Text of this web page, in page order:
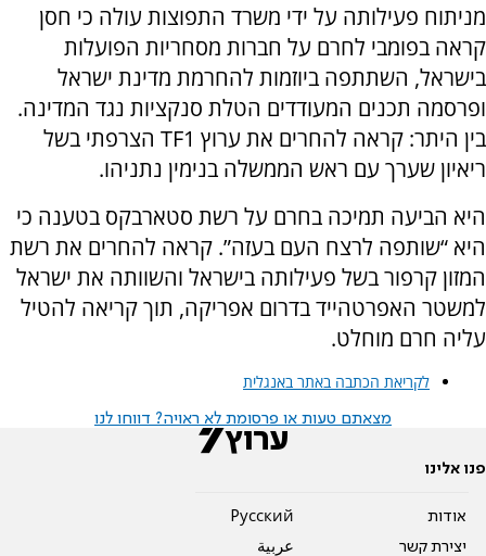
מניתוח פעילותה על ידי משרד התפוצות עולה כי חסן
קראה בפומבי לחרם על חברות מסחריות הפועלות
בישראל, השתתפה ביוזמות להחרמת מדינת ישראל
ופרסמה תכנים המעודדים הטלת סנקציות נגד המדינה.
בין היתר: קראה להחרים את ערוץ TF1 הצרפתי בשל
ריאיון שערך עם ראש הממשלה בנימין נתניהו.
היא הביעה תמיכה בחרם על רשת סטארבקס בטענה כי
היא “שותפה לרצח העם בעזה”. קראה להחרים את רשת
המזון קרפור בשל פעילותה בישראל והשוותה את ישראל
למשטר האפרטהייד בדרום אפריקה, תוך קריאה להטיל
עליה חרם מוחלט.
לקריאת הכתבה באתר באנגלית
מצאתם טעות או פרסומת לא ראויה? דווחו לנו
פנו אלינו
אודות
יצירת קשר
Pусский
عربية